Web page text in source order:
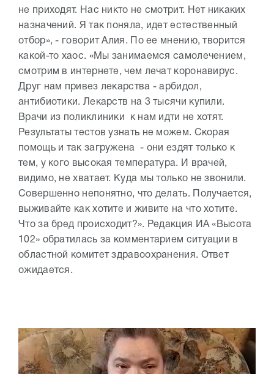
не приходят. Нас никто не смотрит. Нет никаких
назначений. Я так поняла, идет естественный
отбор», - говорит Алия. По ее мнению, творится
какой-то хаос. «Мы занимаемся самолечением,
смотрим в интернете, чем лечат коронавирус.
Друг нам привез лекарства - арбидол,
антибиотики. Лекарств на 3 тысячи купили.
Врачи из поликлиники к нам идти не хотят.
Результаты тестов узнать не можем. Скорая
помощь и так загружена - они ездят только к
тем, у кого высокая температура. И врачей,
видимо, не хватает. Куда мы только не звонили.
Совершенно непонятно, что делать. Получается,
выживайте как хотите и живите на что хотите.
Что за бред происходит?». Редакция ИА «Высота
102» обратилась за комментарием ситуации в
областной комитет здравоохранения. Ответ
ожидается.